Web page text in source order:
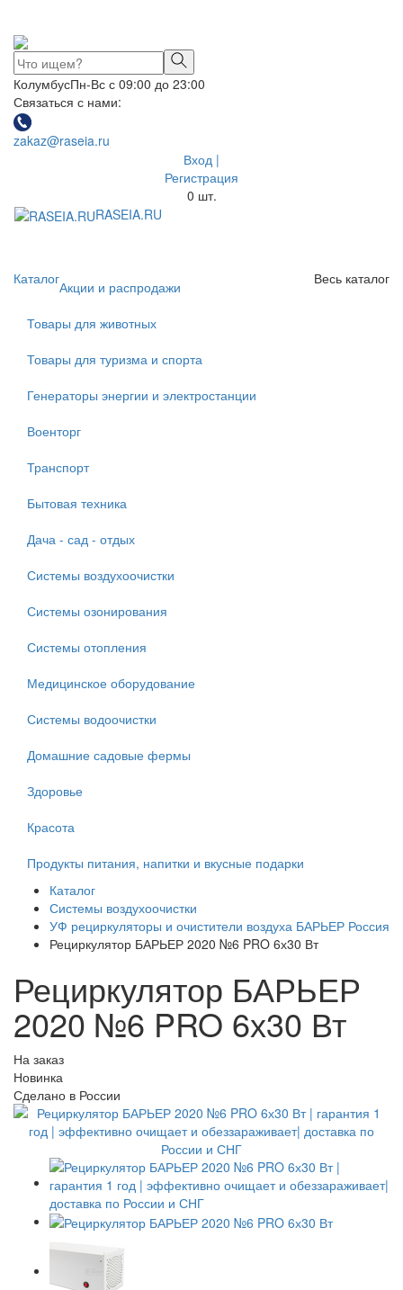
КолумбусПн-Вс с 09:00 до 23:00
Связаться с нами:
zakaz@raseia.ru
Вход |
Регистрация
0 шт.
RASEIA.RU
Каталог
Весь каталог
Акции и распродажи
Товары для животных
Товары для туризма и спорта
Генераторы энергии и электростанции
Военторг
Транспорт
Бытовая техника
Дача - сад - отдых
Системы воздухоочистки
Системы озонирования
Системы отопления
Медицинское оборудование
Системы водоочистки
Домашние садовые фермы
Здоровье
Красота
Продукты питания, напитки и вкусные подарки
Каталог
Системы воздухоочистки
УФ рециркуляторы и очистители воздуха БАРЬЕР Россия
Рециркулятор БАРЬЕР 2020 №6 PRO 6х30 Вт
Рециркулятор БАРЬЕР
2020 №6 PRO 6х30 Вт
На заказ
Новинка
Сделано в России